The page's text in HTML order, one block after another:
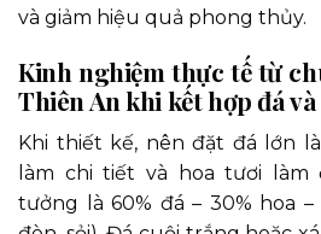
và giảm hiệu quả phong thủy.
Kinh nghiệm thực tế từ
Thiên An khi kết hợp đá
Khi thiết kế, nên đặt đá lớn
làm chi tiết và hoa tươi làm
tưởng là 60% đá – 30% hoa –